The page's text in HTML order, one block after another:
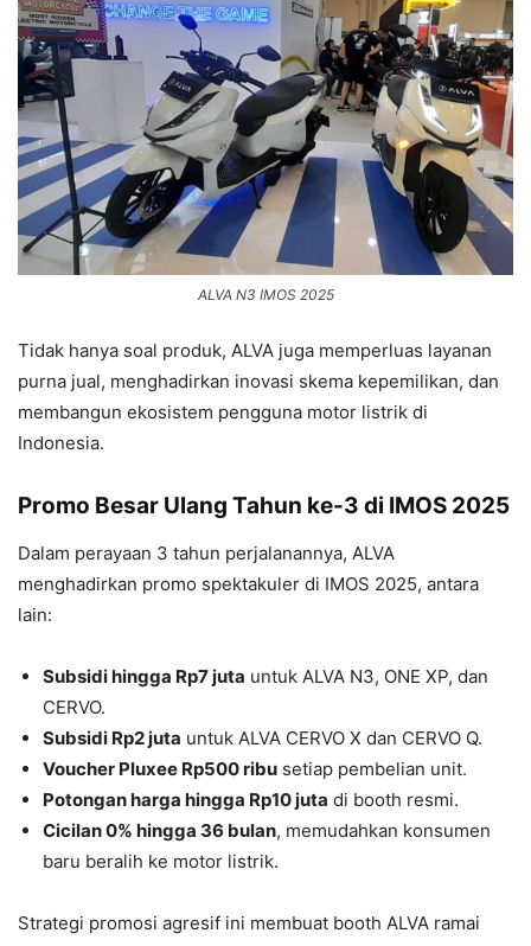
ALVA N3 IMOS 2025
Tidak hanya soal produk, ALVA juga memperluas layanan
purna jual, menghadirkan inovasi skema kepemilikan, dan
membangun ekosistem pengguna motor listrik di
Indonesia.
Promo Besar Ulang Tahun ke-3 di IMOS 2025
Dalam perayaan 3 tahun perjalanannya, ALVA
menghadirkan promo spektakuler di IMOS 2025, antara
lain:
Subsidi hingga Rp7 juta untuk ALVA N3, ONE XP, dan
CERVO.
Subsidi Rp2 juta untuk ALVA CERVO X dan CERVO Q.
Voucher Pluxee Rp500 ribu setiap pembelian unit.
Potongan harga hingga Rp10 juta di booth resmi.
Cicilan 0% hingga 36 bulan, memudahkan konsumen
baru beralih ke motor listrik.
Strategi promosi agresif ini membuat booth ALVA ramai